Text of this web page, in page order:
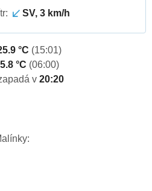
SV, 3 km/h
°C (15:01)
°C (06:00)
v 20:20